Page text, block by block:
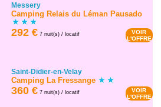
Messery
Camping Relais du Léman Pausado
292 € 7 nuit(s) / locatif
VOIR
L'OFFRE
Saint-Didier-en-Velay
Camping La Fressange
360 € 7 nuit(s) / locatif
VOIR
L'OFFRE